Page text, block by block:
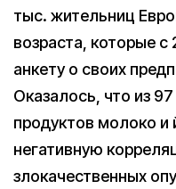
тыс. жительниц
возраста, которые с
анкету о своих
Оказалось, что из
продуктов молоко и
негативную
злокачественных